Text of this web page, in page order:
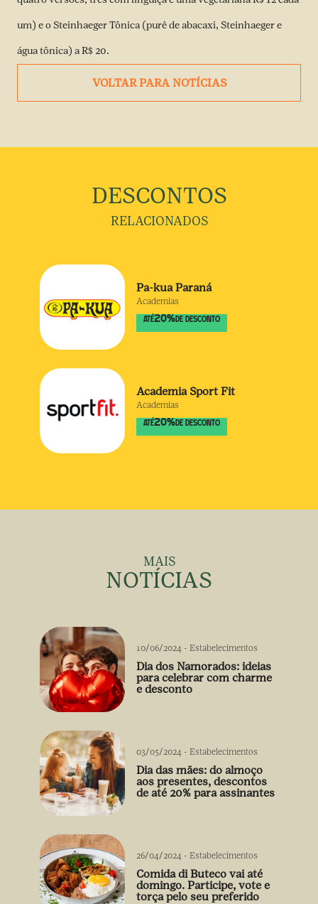
um) e o Steinhaeger Tônica (purê de abacaxi, Steinhaeger e
água tônica) a R$ 20.
VOLTAR PARA NOTÍCIAS
DESCONTOS
RELACIONADOS
Pa-kua Paraná
Academias
ATÉ20% DE DESCONTO
Academia Sport Fit
Academias
ATÉ20% DE DESCONTO
MAIS
NOTÍCIAS
10/06/2024 - Estabelecimentos
Dia dos Namorados: ideias
para celebrar com charme
e desconto
03/05/2024 - Estabelecimentos
Dia das mães: do almoço
aos presentes, descontos
de até 20% para assinantes
26/04/2024 - Estabelecimentos
Comida di Buteco vai até
domingo. Participe, vote e
torça pelo seu preferido